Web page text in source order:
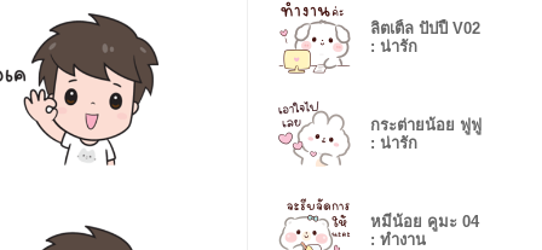
ลิตเติ้ล ปัปปี้ V02
: น่ารัก
กระต่ายน้อย ฟูฟู
: น่ารัก
หมีน้อย คูมะ 04
: ทำงาน